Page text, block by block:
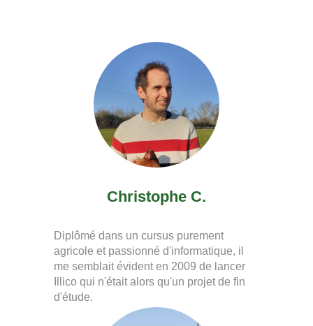
Christophe C.
Diplômé dans un cursus purement
agricole et passionné d'informatique, il
me semblait évident en 2009 de lancer
Illico qui n'était alors qu'un projet de fin
d'étude.